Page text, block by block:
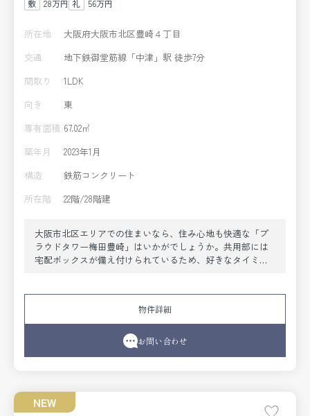
28万円 56万円
所在地
大阪府大阪市北区豊崎４丁目
交通
地下鉄御堂筋線「中津」駅 徒歩7分
間取り
1LDK
向き
東
専有面積 67.02㎡
築年月
2023年1月
構造
鉄筋コンクリート
所在階
22階/28階建
大阪市北区エリアでの住まいなら、住み心地も快適な「プ
ラウドタワー梅田豊崎」はいかがでしょうか。共用部には
宅配ボックスが備え付けられているため、好きなタイミン
臭いを防げます。セキュリティ面は、TVインターホン・オ
ートロックなど充実しているので安心して生活できます。
広々暮らしたい方からのニーズが高いのは間取りが1LDKの
物件です。大阪市北区にある地下鉄御堂筋線中津周辺でお
住まいをお探しなら、当社にお任せ下さい。当社はお客様
物件詳細
お問い合わせ
NEW